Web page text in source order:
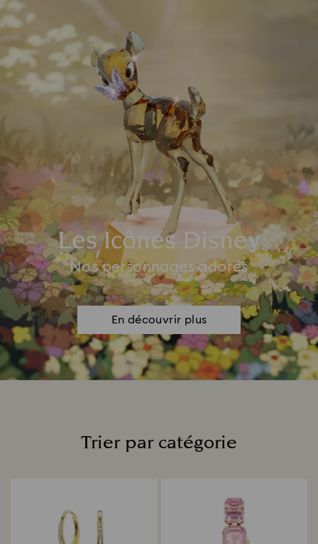
Les Icônes Disney
Nos personnages adorés
En découvrir plus
Trier par catégorie